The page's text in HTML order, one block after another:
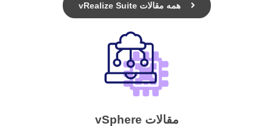
همه مقالات vRealize Suite
مقالات vSphere